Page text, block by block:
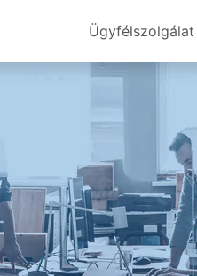
Ügyfélszolgálat